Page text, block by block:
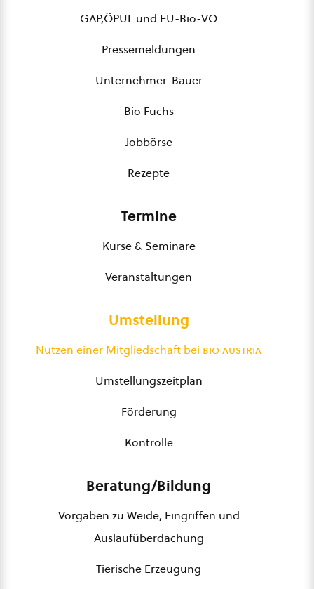
GAP,ÖPUL und EU-Bio-VO
Pressemeldungen
Unternehmer-Bauer
Bio Fuchs
Jobbörse
Rezepte
Termine
Kurse & Seminare
Veranstaltungen
Umstellung
Nutzen einer Mitgliedschaft bei bio austria
Umstellungszeitplan
Förderung
Kontrolle
Beratung/Bildung
Vorgaben zu Weide, Eingriffen und
Auslaufüberdachung
Tierische Erzeugung